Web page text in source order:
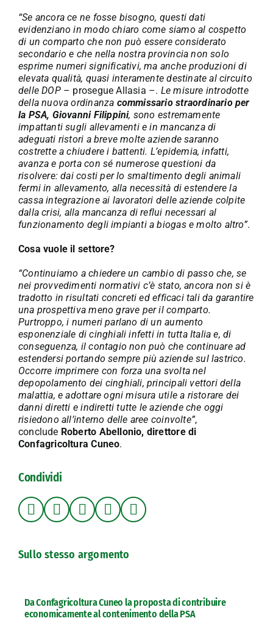
“Se ancora ce ne fosse bisogno, questi dati
evidenziano in modo chiaro come siamo al cospetto
di un comparto che non può essere considerato
secondario e che nella nostra provincia non solo
esprime numeri significativi, ma anche produzioni di
elevata qualità, quasi interamente destinate al circuito
delle DOP– prosegue Allasia –. Le misure introdotte
della nuova ordinanza commissario straordinario per
la PSA, Giovanni Filippini, sono estremamente
impattanti sugli allevamenti e in mancanza di
adeguati ristori a breve molte aziende saranno
costrette a chiudere i battenti. L’epidemia, infatti,
avanza e porta con sé numerose questioni da
risolvere: dai costi per lo smaltimento degli animali
fermi in allevamento, alla necessità di estendere la
cassa integrazione ai lavoratori delle aziende colpite
dalla crisi, alla mancanza di reflui necessari al
funzionamento degli impianti a biogas e molto altro”.
Cosa vuole il settore?
“Continuiamo a chiedere un cambio di passo che, se
nei provvedimenti normativi c’è stato, ancora non si è
tradotto in risultati concreti ed efficaci tali da garantire
una prospettiva meno grave per il comparto.
Purtroppo, i numeri parlano di un aumento
esponenziale di cinghiali infetti in tutta Italia e, di
conseguenza, il contagio non può che continuare ad
estendersi portando sempre più aziende sul lastrico.
Occorre imprimere con forza una svolta nel
depopolamento dei cinghiali, principali vettori della
malattia, e adottare ogni misura utile a ristorare dei
danni diretti e indiretti tutte le aziende che oggi
risiedono all’interno delle aree coinvolte”,
conclude Roberto Abellonio, direttore di
Confagricoltura Cuneo.
Condividi
Sullo stesso argomento
Da Confagricoltura Cuneo la proposta di contribuire
economicamente al contenimento della PSA